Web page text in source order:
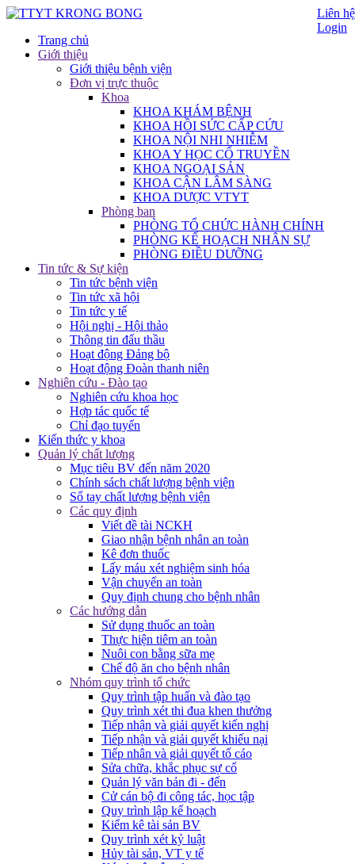
Liên hệ
Login
Trang chủ
Giới thiệu
Giới thiệu bệnh viện
Đơn vị trực thuộc
Khoa
KHOA KHÁM BỆNH
KHOA HỒI SỨC CẤP CỨU
KHOA NỘI NHI NHIỄM
KHOA Y HỌC CỔ TRUYỀN
KHOA NGOẠI SẢN
KHOA CẬN LÂM SÀNG
KHOA DƯỢC VTYT
Phòng ban
PHÒNG TỔ CHỨC HÀNH CHÍNH
PHÒNG KẾ HOẠCH NHÂN SỰ
PHÒNG ĐIỀU DƯỠNG
Tin tức & Sự kiện
Tin tức bệnh viện
Tin tức xã hội
Tin tức y tế
Hội nghị - Hội thảo
Thông tin đấu thầu
Hoạt động Đảng bộ
Hoạt động Đoàn thanh niên
Nghiên cứu - Đào tạo
Nghiên cứu khoa học
Hợp tác quốc tế
Chỉ đạo tuyến
Kiến thức y khoa
Quản lý chất lượng
Mục tiêu BV đến năm 2020
Chính sách chất lượng bệnh viện
Sổ tay chất lượng bệnh viện
Các quy định
Viết đề tài NCKH
Giao nhận bệnh nhân an toàn
Kê đơn thuốc
Lấy máu xét nghiệm sinh hóa
Vận chuyển an toàn
Quy định chung cho bệnh nhân
Các hướng dẫn
Sử dụng thuốc an toàn
Thực hiện tiêm an toàn
Nuôi con bằng sữa mẹ
Chế độ ăn cho bệnh nhân
Nhóm quy trình tổ chức
Quy trình tập huấn và đào tạo
Quy trình xét thi đua khen thưởng
Tiếp nhận và giải quyết kiến nghị
Tiếp nhận và giải quyết khiếu nại
Tiếp nhân và giải quyết tố cáo
Sửa chữa, khắc phục sự cố
Quản lý văn bản đi - đến
Cử cán bộ đi công tác, học tập
Quy trình lập kế hoạch
Kiểm kê tài sản BV
Quy trình xét kỷ luật
Hủy tài sản, VT y tế